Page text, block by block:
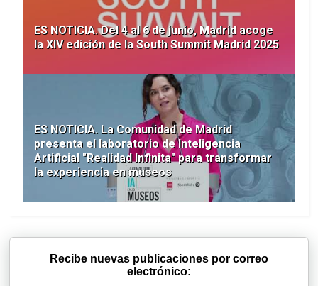
ES NOTICIA. Del 4 al 6 de junio, Madrid acoge
la XIV edición de la South Summit Madrid 2025
ES NOTICIA. La Comunidad de Madrid
presenta el laboratorio de Inteligencia
Artificial "Realidad Infinita" para transformar
la experiencia en museos
Recibe nuevas publicaciones por correo
electrónico: